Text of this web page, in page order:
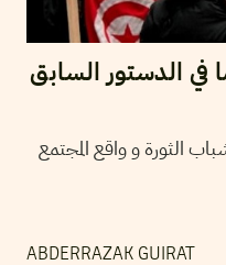
الدستور السابق
الثورة و واقع المجتمع
ABDERRAZAK GUIRAT